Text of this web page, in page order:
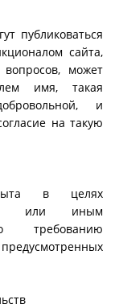
публиковаться
сайта,
может
имя, такая
и
на такую
в целях
или иным
требованию